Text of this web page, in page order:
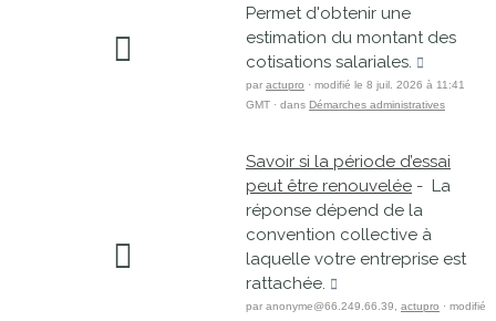
Permet d'obtenir une
estimation du montant des
cotisations salariales.
par actupro · modifié le 8 juil. 2026 à 11:41
GMT · dans Démarches administratives
Savoir si la période d’essai
peut être renouvelée - La
réponse dépend de la
convention collective à
laquelle votre entreprise est
rattachée.
par anonyme@66.249.66.39, actupro · modifié